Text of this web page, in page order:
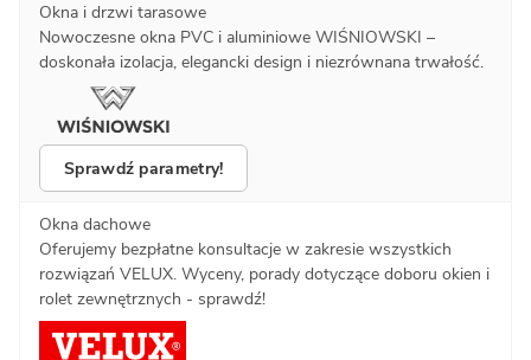
Okna i drzwi tarasowe
Nowoczesne okna PVC i aluminiowe WIŚNIOWSKI –
doskonała izolacja, elegancki design i niezrównana trwałość.
Sprawdź parametry!
Okna dachowe
Oferujemy bezpłatne konsultacje w zakresie wszystkich
rozwiązań VELUX. Wyceny, porady dotyczące doboru okien i
rolet zewnętrznych - sprawdź!